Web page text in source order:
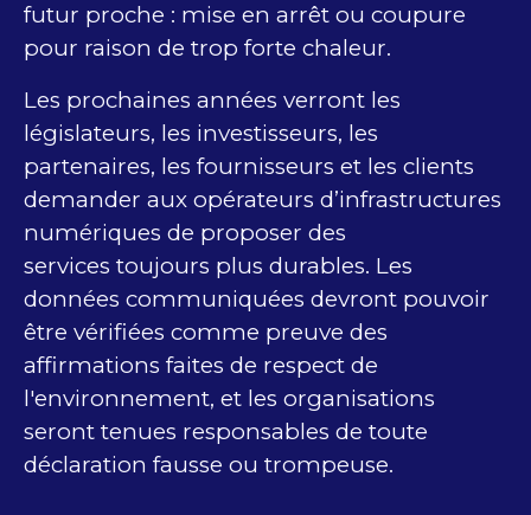
futur proche : mise en arrêt ou coupure
pour raison de trop forte chaleur.
Les prochaines années verront les
législateurs, les investisseurs, les
partenaires, les fournisseurs et les clients
demander aux opérateurs d’infrastructures
numériques de proposer des
services toujours plus durables. Les
données communiquées devront pouvoir
être vérifiées comme preuve des
affirmations faites de respect de
l'environnement, et les organisations
seront tenues responsables de toute
déclaration fausse ou trompeuse.